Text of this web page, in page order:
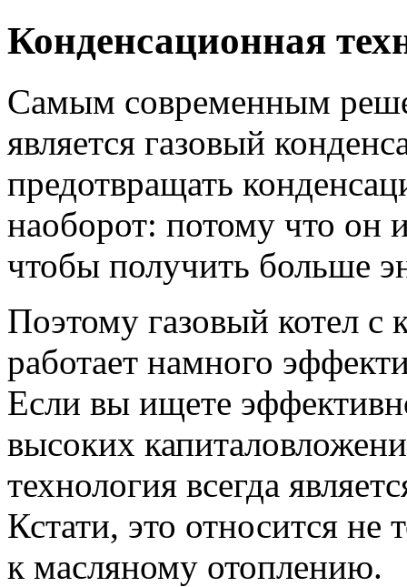
Конденсационная
Самым современным
является газовый
предотвращать
наоборот: потому что он
чтобы получить больше
Поэтому газовый котел с
работает намного
Если вы ищете
высоких
технология всегда
Кстати, это относится не
к масляному отоплению.